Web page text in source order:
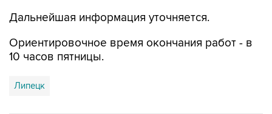
Дальнейшая информация уточняется.
Ориентировочное время окончания работ - в
10 часов пятницы.
Липецк